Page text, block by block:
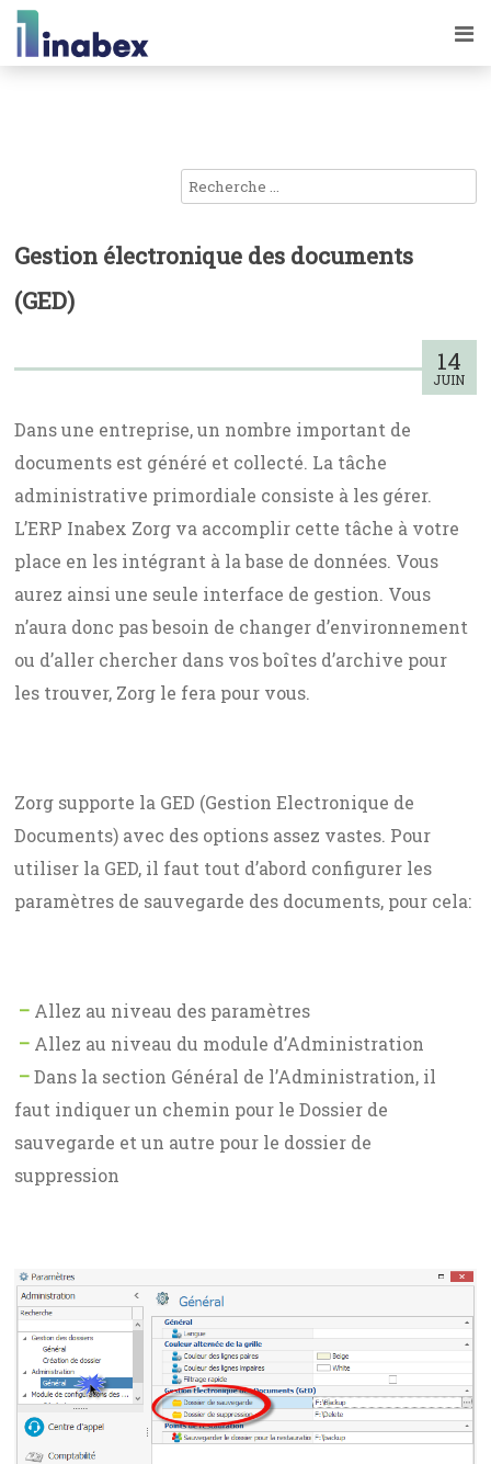
Gestion électronique des documents
(GED)
14
JUIN
Dans une entreprise, un nombre important de
documents est généré et collecté. La tâche
administrative primordiale consiste à les gérer.
L’ERP Inabex Zorg va accomplir cette tâche à votre
place en les intégrant à la base de données. Vous
aurez ainsi une seule interface de gestion. Vous
n’aura donc pas besoin de changer d’environnement
ou d’aller chercher dans vos boîtes d’archive pour
les trouver, Zorg le fera pour vous.
Zorg supporte la GED (Gestion Electronique de
Documents) avec des options assez vastes. Pour
utiliser la GED, il faut tout d’abord configurer les
paramètres de sauvegarde des documents, pour cela:
– Allez au niveau des paramètres
– Allez au niveau du module d’Administration
–Dans la section Général de l’Administration, il
faut indiquer un chemin pour le Dossier de
sauvegarde et un autre pour le dossier de
suppression